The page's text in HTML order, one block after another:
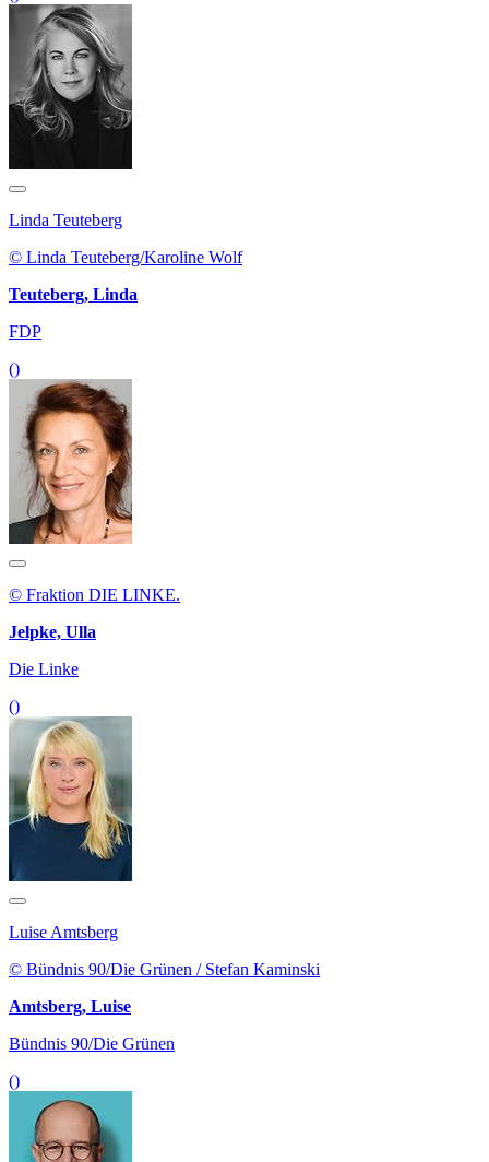
Linda Teuteberg
© Linda Teuteberg/Karoline Wolf
Teuteberg, Linda
FDP
()
© Fraktion DIE LINKE.
Jelpke, Ulla
Die Linke
()
Luise Amtsberg
© Bündnis 90/Die Grünen / Stefan Kaminski
Amtsberg, Luise
Bündnis 90/Die Grünen
()